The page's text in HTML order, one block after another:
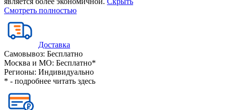
Смотреть полностью
Доставка
Самовывоз: Бесплатно
Москва и МО: Бесплатно*
Регионы: Индивидуально
* - подробнее читать здесь